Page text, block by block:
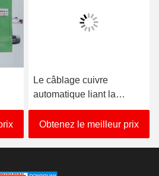
Le câblage cuivre
automatique liant la
machine 3350KG axent la
taille 850mm
Obtenez le meilleur prix